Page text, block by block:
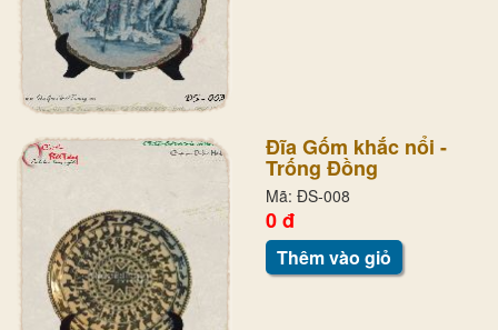
Đĩa Gốm khắc nổi -
Trống Đồng
Mã: ĐS-008
0 đ
Thêm vào giỏ